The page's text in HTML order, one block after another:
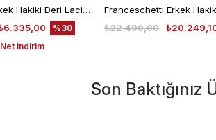
Mocassini Erkek Hakiki Deri Lacivert Spor & Sneaker Ayakkabı
İndirim
%30 ₺22.499,00
Son Baktığınız